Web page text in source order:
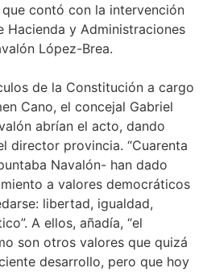
contó con la intervención
y Administraciones
López-Brea.
de la Constitución a cargo
Cano, el concejal Gabriel
abrían el acto, dando
director provincia. “Cuarenta
Navalón- han dado
a valores democráticos
libertad, igualdad,
A ellos, añadía, “el
son otros valores que quizá
desarrollo, pero que hoy